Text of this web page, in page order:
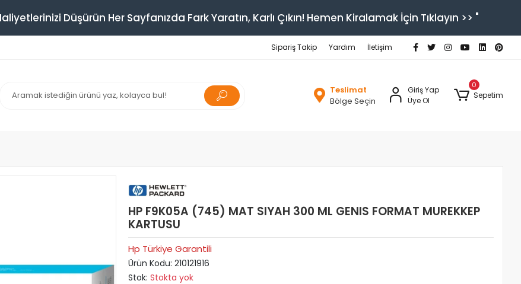
Düşürün Her Sayfanızda Fark Yaratın, Karlı Çıkın! Hemen Kiralamak İçin Tıklayın >> "
Sipariş Takip Yardım İletişim
Teslimat
Bölge Seçin
Giriş Yap
Üye Ol
0
Sepetim
HP F9K05A (745) MAT SIYAH 300 ML GENIS FORMAT MUREKKEP
KARTUSU
Hp Türkiye Garantili
Ürün Kodu: 210121916
Stok: Stokta yok